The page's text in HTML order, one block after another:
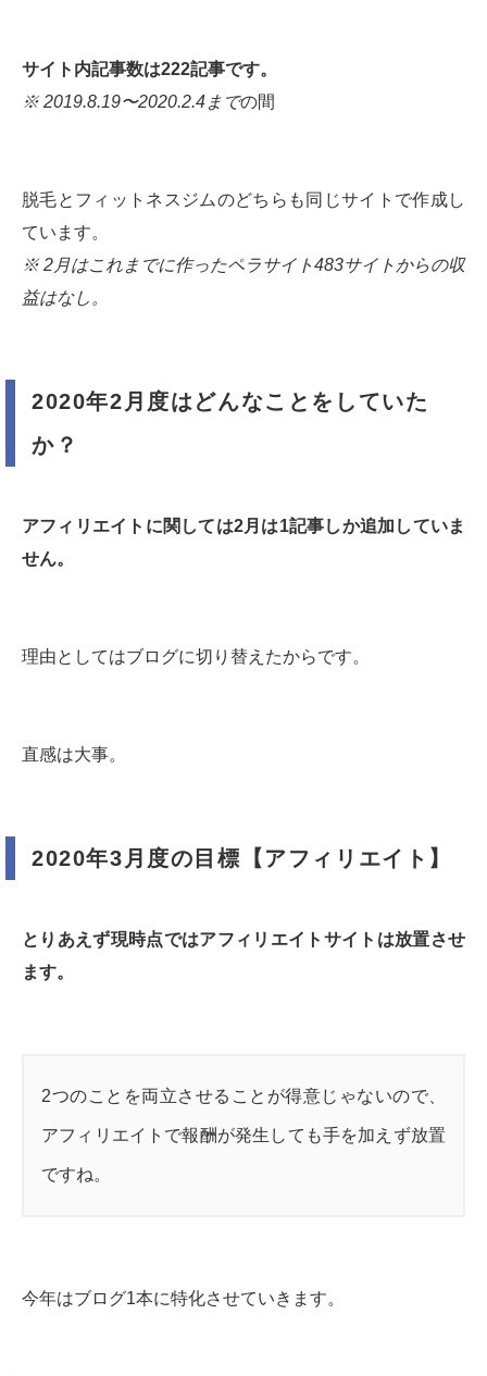
サイト内記事数は222記事です。
※ 2019.8.19〜2020.2.4までの間
脱毛とフィットネスジムのどちらも同じサイトで作成し
ています。
※ 2月はこれまでに作ったペラサイト483サイトからの収
益はなし。
2020年2月度はどんなことをしていた
か？
アフィリエイトに関しては2月は1記事しか追加していま
せん。
理由としてはブログに切り替えたからです。
直感は大事。
2020年3月度の目標【アフィリエイト】
とりあえず現時点ではアフィリエイトサイトは放置させ
ます。
2つのことを両立させることが得意じゃないので、
アフィリエイトで報酬が発生しても手を加えず放置
ですね。
今年はブログ1本に特化させていきます。